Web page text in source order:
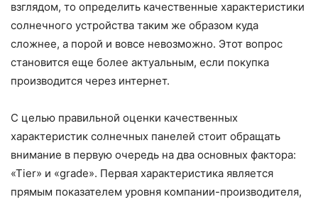
взглядом, то определить качественные характеристики
солнечного устройства таким же образом куда
сложнее, а порой и вовсе невозможно. Этот вопрос
становится еще более актуальным, если покупка
производится через интернет.
С целью правильной оценки качественных
характеристик солнечных панелей стоит обращать
внимание в первую очередь на два основных фактора:
«Тіеr» и «grаdе». Первая характеристика является
прямым показателем уровня компании-производителя,